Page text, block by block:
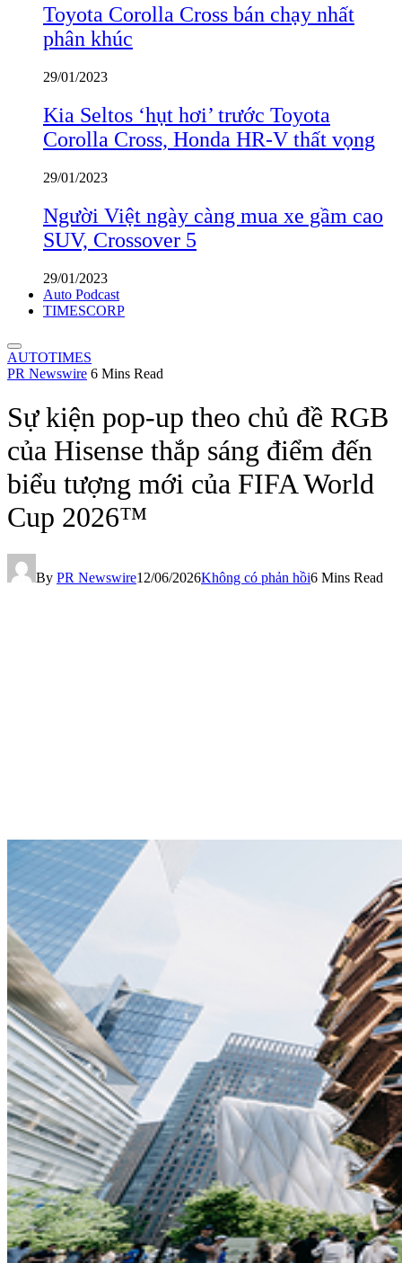
Toyota Corolla Cross bán chạy nhất
phân khúc
29/01/2023
Kia Seltos ‘hụt hơi’ trước Toyota
Corolla Cross, Honda HR-V thất vọng
29/01/2023
Người Việt ngày càng mua xe gầm cao
SUV, Crossover 5
29/01/2023
Auto Podcast
TIMESCORP
AUTOTIMES
PR Newswire 6 Mins Read
Sự kiện pop-up theo chủ đề RGB
của Hisense thắp sáng điểm đến
biểu tượng mới của FIFA World
Cup 2026™
By PR Newswire12/06/2026Không có phản hồi6 Mins Read